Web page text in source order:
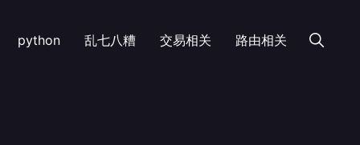
python 乱七八糟 交易相关 路由相关